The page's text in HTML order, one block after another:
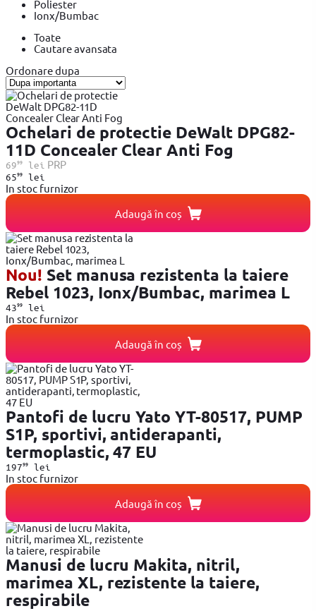
Poliester
Ionx/Bumbac
Toate
Cautare avansata
Ordonare dupa
Ochelari de protectie DeWalt DPG82-
11D Concealer Clear Anti Fog
6999lei PRP
6599lei
In stoc furnizor
Adaugă în coș
Nou! Set manusa rezistenta la taiere
Rebel 1023, Ionx/Bumbac, marimea L
4399lei
In stoc furnizor
Adaugă în coș
Pantofi de lucru Yato YT-80517, PUMP
S1P, sportivi, antiderapanti,
termoplastic, 47 EU
19799lei
In stoc furnizor
Adaugă în coș
Manusi de lucru Makita, nitril,
marimea XL, rezistente la taiere,
respirabile